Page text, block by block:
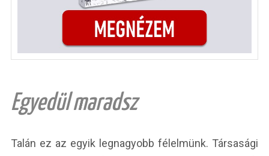
Egyedül maradsz
Talán ez az egyik legnagyobb félelmünk. Társasági